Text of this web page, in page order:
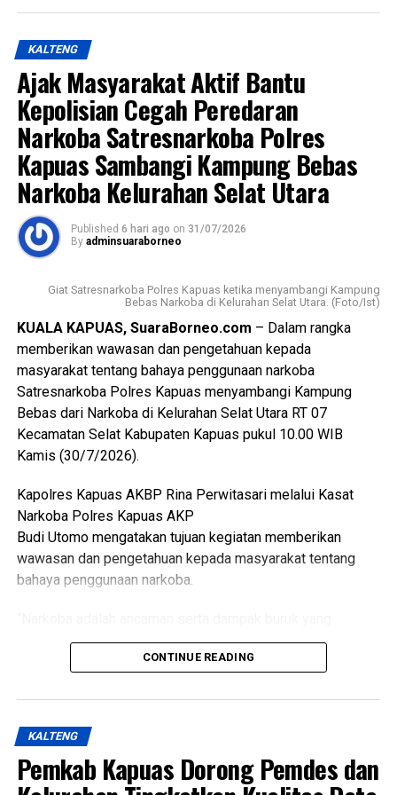
Bagikan ke
WhatsApp 0 Facebook 0
Messenger 0 Twitter/X 0
antarwilayah.
Ia mengatakan infrastruktur jalan yang memadai tidak
hanya memperlancar mobilitas masyarakat tetapi juga
mendukung aktivitas ekonomi dan pemerataan
pembangunan.
“Dalam hal ini kami ingin memastikan pekerjaan
rekonstruksi jalan berjalan dengan baik sesuai spesifikasi
teknis dan dapat diselesaikan tepat waktu sehingga
manfaatnya segera dirasakan oleh masyarakat,” katanya.
Lebih lanjut ia juga mengingatkan seluruh pihak yang
“Mutu konstruksi harus menjadi perhatian utama agar jalan
yang dibangun memiliki daya tahan yang baik dan dapat
dimanfaatkan masyarakat dalam jangka panjang,” ujarnya.
(Ujg/SB)
Views: 30
Bagikan ke
WhatsApp 0 Facebook 0
Messenger 0 Twitter/X 0
KALTENG
Ajak Masyarakat Aktif Bantu
Kepolisian Cegah Peredaran
Narkoba Satresnarkoba Polres
Kapuas Sambangi Kampung Bebas
Narkoba Kelurahan Selat Utara
Published 6 hari ago on 31/07/2026
By adminsuaraborneo
Giat Satresnarkoba Polres Kapuas ketika menyambangi Kampung
Bebas Narkoba di Kelurahan Selat Utara. (Foto/Ist)
KUALA KAPUAS, SuaraBorneo.com – Dalam rangka
memberikan wawasan dan pengetahuan kepada
masyarakat tentang bahaya penggunaan narkoba
Satresnarkoba Polres Kapuas menyambangi Kampung
Bebas dari Narkoba di Kelurahan Selat Utara RT 07
Kecamatan Selat Kabupaten Kapuas pukul 10.00 WIB
Kamis (30/7/2026).
Kapolres Kapuas AKBP Rina Perwitasari melalui Kasat
Narkoba Polres Kapuas AKP
Budi Utomo mengatakan tujuan kegiatan memberikan
wawasan dan pengetahuan kepada masyarakat tentang
bahaya penggunaan narkoba.
ditimbulkannya. Oleh karena itu kami mengajak masyarakat
Untuk Tetap aktif membantu pihak kepolisian dalam
Resnarkoba Polres Kapuas KBO Satresnarkoba Polres
Kapuas Kanit 1 Satresnarkoba Polres Kapuas serta
anggota Satresnarkoba.
CONTINUE READING
KALTENG
Pemkab Kapuas Dorong Pemdes dan